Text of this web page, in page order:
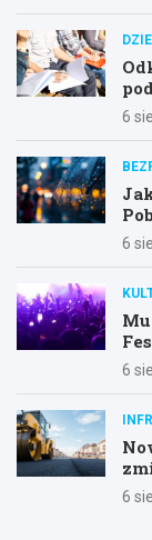
6
6
6
6